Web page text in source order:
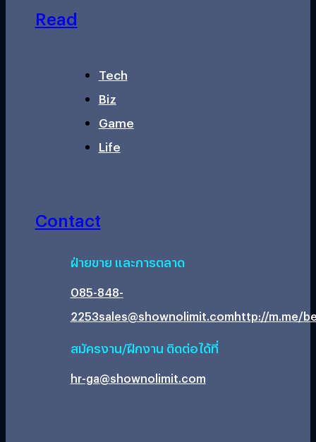
Read
Tech
Biz
Game
Life
Contact
ฝ่ายขาย และการตลาด
085-848-
2253sales@shownolimit.comhttp://m.me/
สมัครงาน/ฝึกงาน ติดต่อได้ที่
hr-ga@shownolimit.com